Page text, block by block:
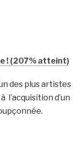
! (207% atteint)
des plus artistes
l’acquisition d’un